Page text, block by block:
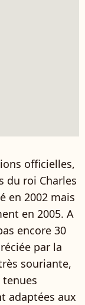
officielles,
du roi Charles
en 2002 mais
en 2005. A
encore 30
par la
souriante,
adaptées aux